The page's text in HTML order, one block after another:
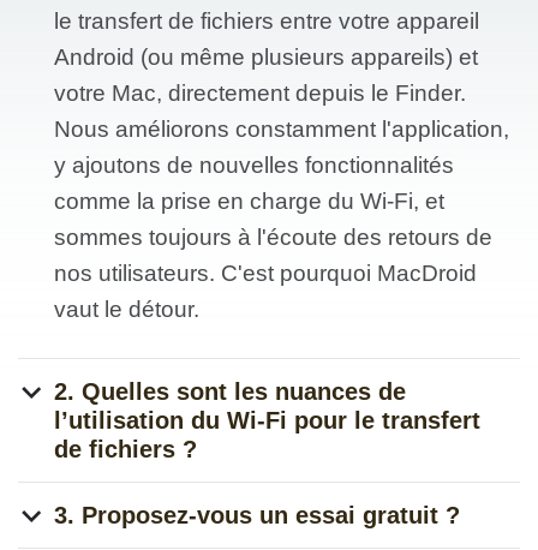
le transfert de fichiers entre votre appareil
Android (ou même plusieurs appareils) et
votre Mac, directement depuis le Finder.
Nous améliorons constamment l'application,
y ajoutons de nouvelles fonctionnalités
comme la prise en charge du Wi-Fi, et
sommes toujours à l'écoute des retours de
nos utilisateurs. C'est pourquoi MacDroid
vaut le détour.
2. Quelles sont les nuances de
l’utilisation du Wi-Fi pour le transfert
de fichiers ?
3. Proposez-vous un essai gratuit ?